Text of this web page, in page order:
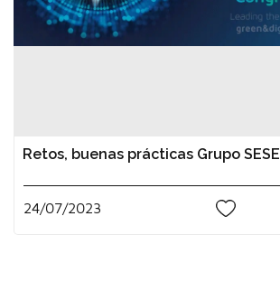
Retos, buenas prácticas Grupo SESE
24/07/2023